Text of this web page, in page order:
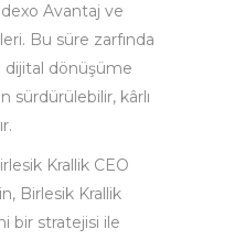
Avantaj ve
Bu süre zarfında
dönüşüme
sürdürülebilir, kârlı
Krallik CEO
Birlesik Krallik
bir stratejisi ile